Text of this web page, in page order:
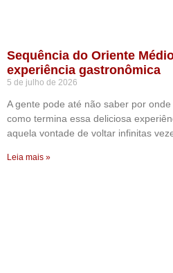
Sequência do Oriente
experiência gastronômica
5 de julho de 2026
A gente pode até não saber por
como termina essa deliciosa
aquela vontade de voltar infinitas
Leia mais »